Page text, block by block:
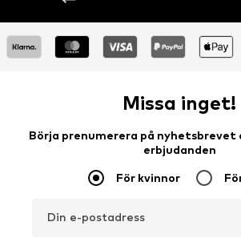
Missa inget!
Börja prenumerera på nyhetsbrevet
erbjudanden
För kvinnor
Din e-postadress